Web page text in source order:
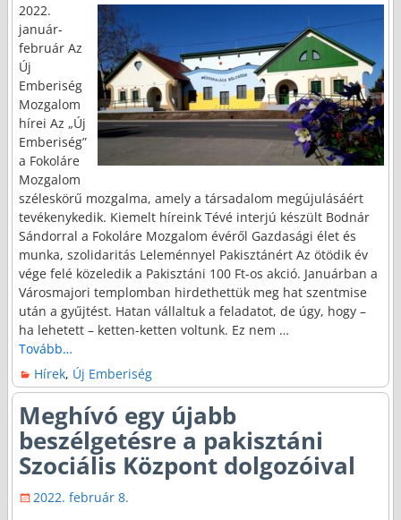
2022.
január-
február Az
Új
Emberiség
Mozgalom
hírei Az „Új
Emberiség”
a Fokoláre
Mozgalom
széleskörű mozgalma, amely a társadalom megújulásáért
tevékenykedik. Kiemelt híreink Tévé interjú készült Bodnár
Sándorral a Fokoláre Mozgalom évéről Gazdasági élet és
munka, szolidaritás Leleménnyel Pakisztánért Az ötödik év
vége felé közeledik a Pakisztáni 100 Ft-os akció. Januárban a
Városmajori templomban hirdethettük meg hat szentmise
után a gyűjtést. Hatan vállaltuk a feladatot, de úgy, hogy –
ha lehetett – ketten-ketten voltunk. Ez nem …
Tovább…
Hírek, Új Emberiség
Meghívó egy újabb
beszélgetésre a pakisztáni
Szociális Központ dolgozóival
2022. február 8.